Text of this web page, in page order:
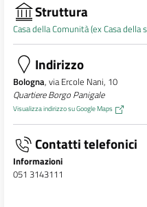
Struttura
Casa della Comunità (ex Casa della
Indirizzo
Bologna, via Ercole Nani, 10
Quartiere Borgo Panigale
Visualizza indirizzo su Google Maps
Contatti telefonici
Informazioni
051 3143111